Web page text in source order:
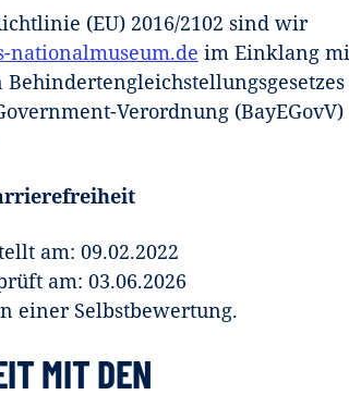
(EU) 2016/2102 sind wir
nationalmuseum.de im Einklang
Verordnung (BayEGovV)
am: 09.02.2022
am: 03.06.2026
einer Selbstbewertung.
MIT DEN